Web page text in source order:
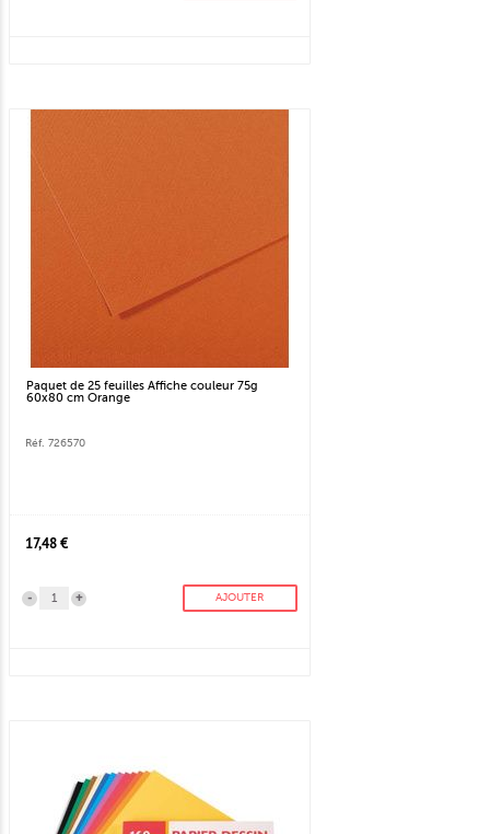
Paquet de 25 feuilles Affiche couleur 75g
60x80 cm Orange
Réf. 726570
17,48 €
+
- AJOUTER